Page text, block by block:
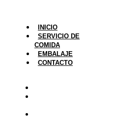
INICIO
SERVICIO DE
COMIDA
EMBALAJE
CONTACTO